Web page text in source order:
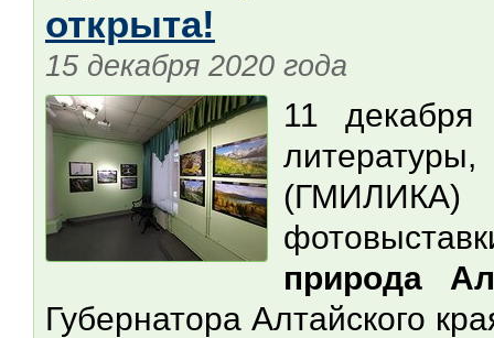
открыта!
15 декабря 2020 года
11 декабря
(ГМИЛИКА)
природа
Губернатора Алтайского